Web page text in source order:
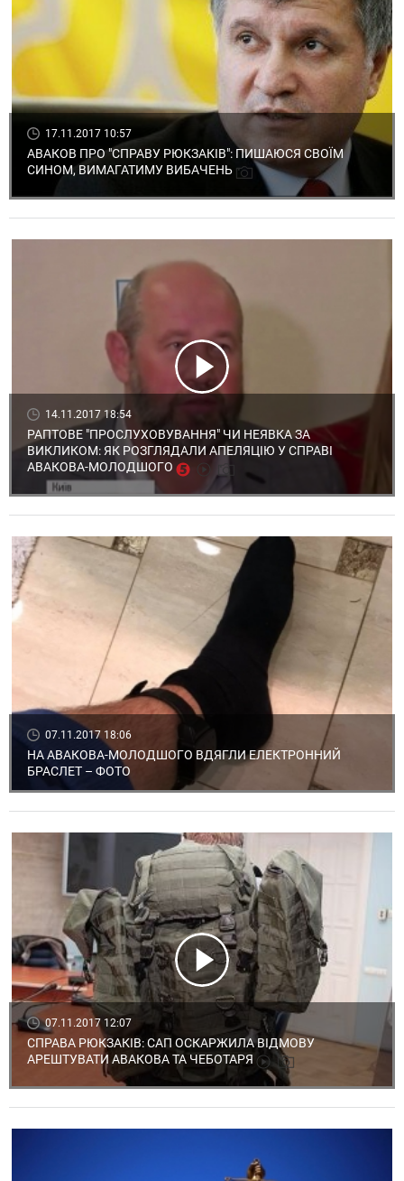
17.11.2017 10:57
АВАКОВ ПРО "СПРАВУ РЮКЗАКІВ": ПИШАЮСЯ СВОЇМ
СИНОМ, ВИМАГАТИМУ ВИБАЧЕНЬ
14.11.2017 18:54
РАПТОВЕ "ПРОСЛУХОВУВАННЯ" ЧИ НЕЯВКА ЗА
ВИКЛИКОМ: ЯК РОЗГЛЯДАЛИ АПЕЛЯЦІЮ У СПРАВІ
АВАКОВА-МОЛОДШОГО
07.11.2017 18:06
НА АВАКОВА-МОЛОДШОГО ВДЯГЛИ ЕЛЕКТРОННИЙ
БРАСЛЕТ – ФОТО
07.11.2017 12:07
СПРАВА РЮКЗАКІВ: САП ОСКАРЖИЛА ВІДМОВУ
АРЕШТУВАТИ АВАКОВА ТА ЧЕБОТАРЯ